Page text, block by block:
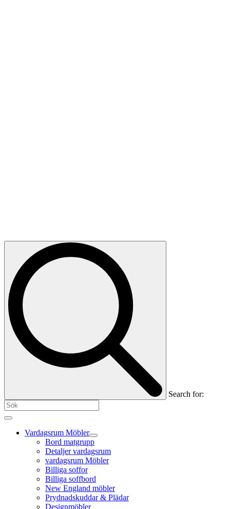
Search for:
Vardagsrum Möbler
Bord matgrupp
Detaljer vardagsrum
vardagsrum Möbler
Billiga soffor
Billiga soffbord
New England möbler
Prydnadskuddar & Plädar
Designmöbler